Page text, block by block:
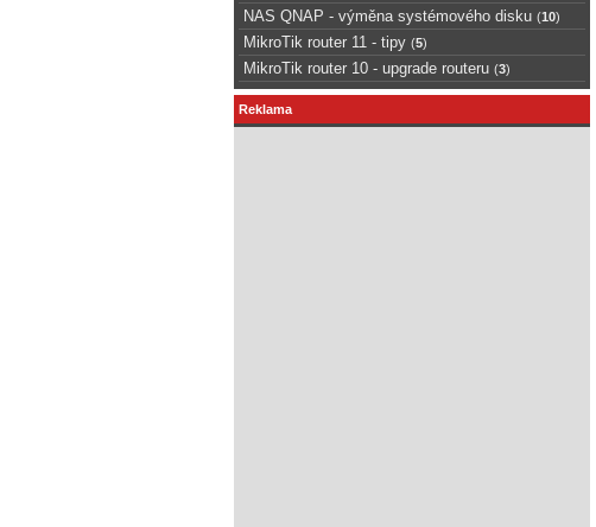
NAS QNAP - výměna systémového disku (10)
MikroTik router 11 - tipy (5)
MikroTik router 10 - upgrade routeru (3)
Reklama